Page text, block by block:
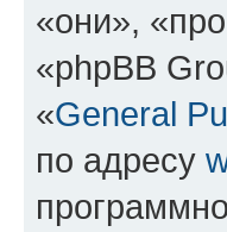
«они»,
«phpBB
«General
по адресу